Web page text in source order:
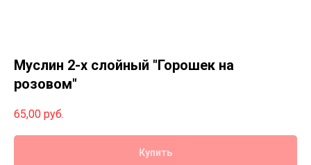
Муслин 2-х слойный "Горошек на
розовом"
65,00 руб.
Купить